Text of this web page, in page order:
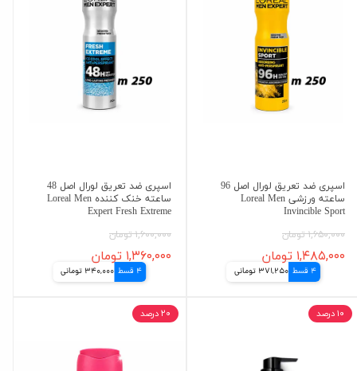
اسپری ضد تعریق لورال اصل 96
ساعته ورزشی Loreal Men
Invincible Sport
۱,۶۵۰,۰۰۰ تومان
۱,۴۸۵,۰۰۰ تومان
4 قسط 371,250 تومانی
اسپری ضد تعریق لورال اصل 48
ساعته خنک کننده Loreal Men
Expert Fresh Extreme
۱,۶۰۰,۰۰۰ تومان
۱,۳۶۰,۰۰۰ تومان
4 قسط 340,000 تومانی
۱۰ درصد ۲۰ درصد